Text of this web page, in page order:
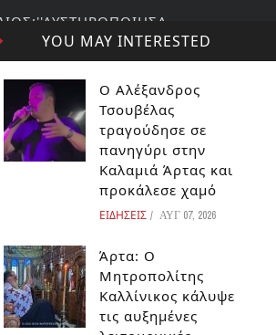
YOU MAY INTERESTED
Ο Αλέξανδρος
Τσουβέλας
τραγούδησε σε
πανηγύρι στην
Καλαμιά Άρτας και
προκάλεσε χαμό
ΕΙΔΗΣΕΙΣ ΑΥΓ 07, 2026
Άρτα: Ο
Μητροπολίτης
Καλλίνικος κάλυψε
τις αυξημένες
ΠΟΙΝΕΣ ''
ΛΥΚΕΙΟ ΚΟΜΠΟΤΙΟΥ
για την
της Ευρώπης
τροφιμων για καλο